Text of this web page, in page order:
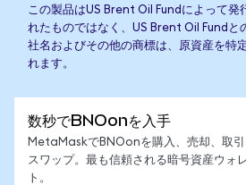
この製品はUS Brent Oil Fundによって発
れたものではなく、US Brent Oil Fundと
社名およびその他の商標は、原資産を特
れます。
数秒でBNOonを入手
MetaMaskでBNOonを購入、売却、取引
スワップ。最も信頼される暗号資産ウォ
ト。